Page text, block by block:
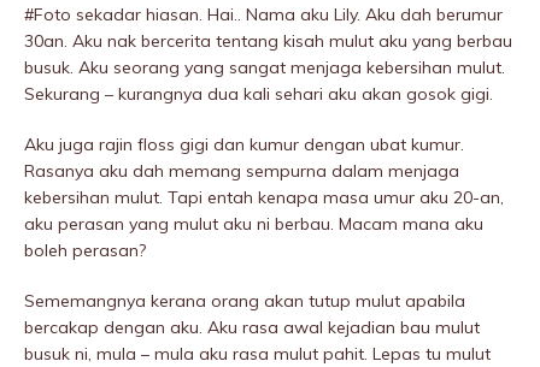
#Foto sekadar hiasan. Hai.. Nama aku Lily. Aku dah berumur
30an. Aku nak bercerita tentang kisah mulut aku yang berbau
busuk. Aku seorang yang sangat menjaga kebersihan mulut.
Sekurang – kurangnya dua kali sehari aku akan gosok gigi.
Aku juga rajin floss gigi dan kumur dengan ubat kumur.
Rasanya aku dah memang sempurna dalam menjaga
kebersihan mulut. Tapi entah kenapa masa umur aku 20-an,
aku perasan yang mulut aku ni berbau. Macam mana aku
boleh perasan?
Sememangnya kerana orang akan tutup mulut apabila
bercakap dengan aku. Aku rasa awal kejadian bau mulut
busuk ni, mula – mula aku rasa mulut pahit. Lepas tu mulut